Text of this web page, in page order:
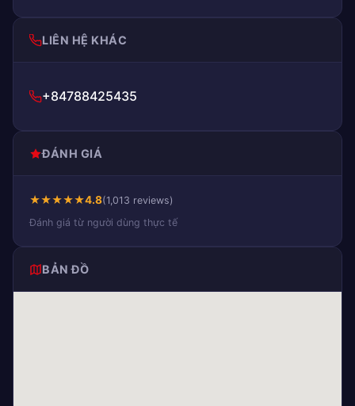
LIÊN HỆ KHÁC
+84788425435
ĐÁNH GIÁ
★★★★★4.8(1,013 reviews)
Đánh giá từ người dùng thực tế
BẢN ĐỒ